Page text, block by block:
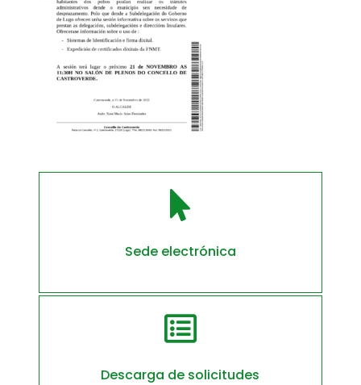

Sede electrónica

Descarga de solicitudes